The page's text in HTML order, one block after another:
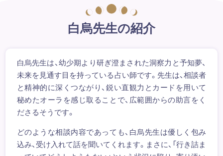
白烏先生の紹介
白烏先生は、幼少期より研ぎ澄まされた洞察力と予知夢、
未来を見通す目を持っている占い師です。先生は、相談者
と精神的に深くつながり、鋭い直観力とカードを用いて
秘めたオーラを感じ取ることで、広範囲からの助言をく
ださるそうです。
どのような相談内容であっても、白烏先生は優しく包み
込み、受け入れて話を聞いてくれます。まさに、「行き詰ま